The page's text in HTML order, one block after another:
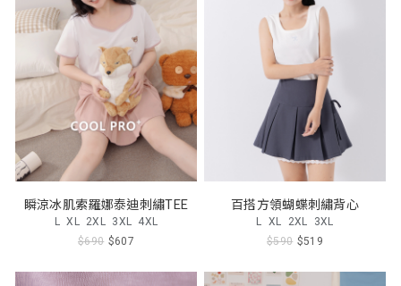
瞬涼冰肌索羅娜泰迪刺繡TEE
L XL 2XL 3XL 4XL
$690 $607
百搭方領蝴蝶刺繡背心
L XL 2XL 3XL
$590 $519